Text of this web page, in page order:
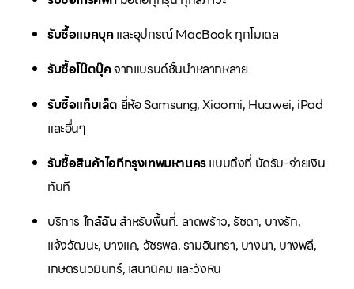
รับซื้อแมคบุคและอุปกรณ์ MacBook ทุกโมเดล
รับซื้อโน๊ตบุ๊คจากแบรนด์ชั้นนำหลากหลาย
รับซื้อแท็บเล็ต ยี่ห้อ Samsung, Xiaomi, Huawei, iPad
และอื่นๆ
รับซื้อสินค้าไอทีกรุงเทพมหานครแบบถึงที่ นัดรับ-จ่ายเงิน
ทันที
บริการ ใกล้ฉัน สำหรับพื้นที่: ลาดพร้าว, รัชดา, บางรัก,
แจ้งวัฒนะ, บางแค, วัชรพล, รามอินทรา, บางนา, บางพลี,
เกษตรนวมินทร์, เสนานิคม และวังหิน